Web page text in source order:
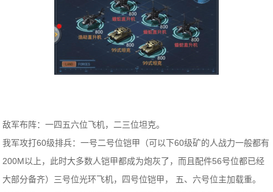
敌军布阵：一四五六位飞机，二三位坦克。
我军攻打60级排兵：一号二号位铠甲（可以下60级矿的人战力一般都有
200M以上，此时大多数人铠甲都成为炮灰了，而且配件56号位都已经
大部分备齐）三号位光环飞机，四号位铠甲， 五、六号位主加载重。